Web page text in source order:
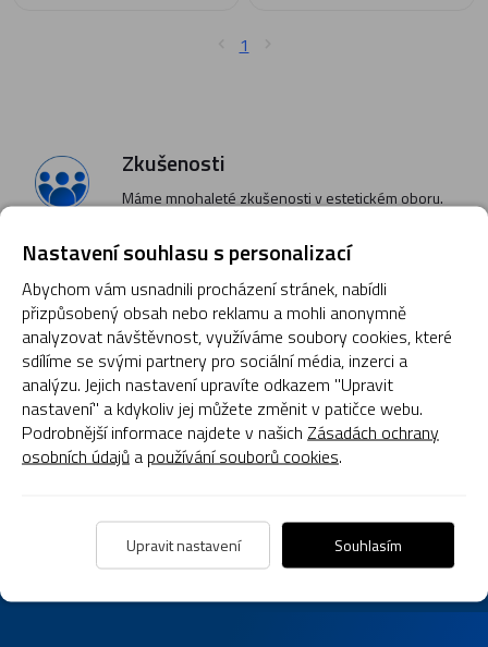
1
Zkušenosti
Máme mnohaleté zkušenosti v estetickém oboru.
Naše Strategie
Vybíráme pro Vás profesionální produkty.
Úspěch
Naše marketingové tipy jsou zárukou úspěchu.
Nastavení souhlasu s personalizací
Abychom vám usnadnili procházení stránek, nabídli
přizpůsobený obsah nebo reklamu a mohli anonymně
analyzovat návštěvnost, využíváme soubory cookies, které
sdílíme se svými partnery pro sociální média, inzerci a
analýzu. Jejich nastavení upravíte odkazem "Upravit
nastavení" a kdykoliv jej můžete změnit v patičce webu.
Podrobnější informace najdete v našich Zásadách ochrany
osobních údajů a používání souborů cookies.
Upravit nastavení Souhlasím